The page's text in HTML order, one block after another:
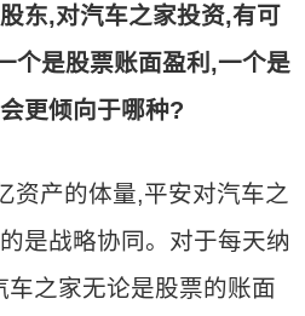
东,对汽车之家投资,有可
个是股票账面盈利,一个是
更倾向于哪种?
资产的体量,平安对汽车之
是战略协同。对于每天纳
之家无论是股票的账面